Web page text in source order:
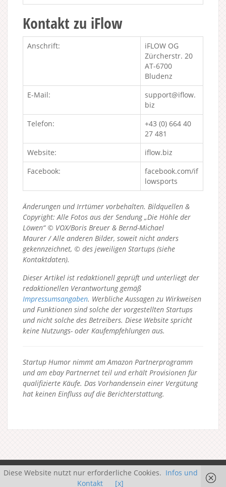
Kontakt zu iFlow
Anschrift:
iFLOW OG
Zürcherstr. 20
AT-6700
Bludenz
E-Mail:
support@iflow.
biz
Telefon:
+43 (0) 664 40
27 481
Website:
iflow.biz
Facebook:
facebook.com/if
lowsports
Änderungen und Irrtümer vorbehalten. Bildquellen &
Copyright: Alle Fotos aus der Sendung „Die Höhle der
Löwen“ © VOX/Boris Breuer & Bernd-Michael
Maurer / Alle anderen Bilder, soweit nicht anders
gekennzeichnet, © des jeweiligen Startups (siehe
Kontaktdaten).
Dieser Artikel ist redaktionell geprüft und unterliegt der
redaktionellen Verantwortung gemäß
Impressumsangaben. Werbliche Aussagen zu Wirkweisen
und Funktionen sind solche der vorgestellten Startups
und nicht solche des Betreibers. Diese Website spricht
keine Nutzungs- oder Kaufempfehlungen aus.
Startup Humor nimmt am Amazon Partnerprogramm
und am ebay Partnernet teil und erhält Provisionen für
qualifizierte Käufe. Das Vorhandensein einer Vergütung
hat keinen Einfluss auf die Berichterstattung.
Diese Website nutzt nur erforderliche Cookies. Infos und
Kontakt
[x]